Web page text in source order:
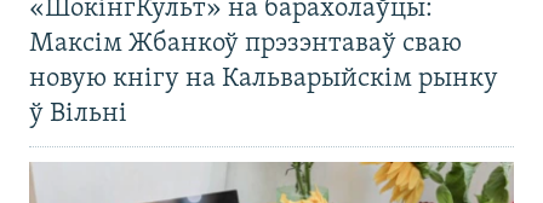
«ШокінгКульт» на барахолаўцы:
Максім Жбанкоў прэзэнтаваў сваю
новую кнігу на Кальварыйскім рынку
ў Вільні